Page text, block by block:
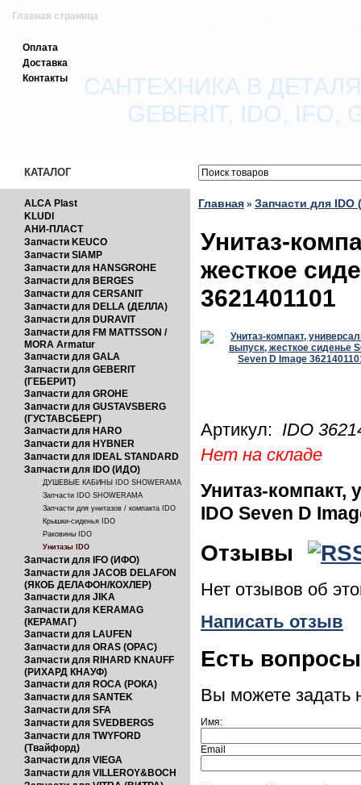
Главная страница
Зарегистрироваться
Вход с паролем
Оплата
Доставка
Контакты
САНТЕХНИКА В
GEBERIT, IDO, IFO,
КАТАЛОГ
ALCA Plast
KLUDI
АНИ-ПЛАСТ
Запчасти KEUCO
Запчасти SIAMP
Запчасти для HANSGROHE
Запчасти для BERGES
Запчасти для CERSANIT
Запчасти для DELLA (ДЕЛЛА)
Запчасти для DURAVIT
Запчасти для FM MATTSSON /
MORA Armatur
Запчасти для GALA
Запчасти для GEBERIT
(ГЕБЕРИТ)
Запчасти для GROHE
Запчасти для GUSTAVSBERG
(ГУСТАВСБЕРГ)
Запчасти для HARO
Запчасти для HYBNER
Запчасти для IDEAL STANDARD
Запчасти для IDO (ИДО)
ДУШЕВЫЕ КАБИНЫ IDO SHOWERAMA
Запчасти IDO SHOWERAMA
Запчасти для унитазов / компакта IDO
Крышки-сиденья IDO
Раковины IDO
Унитазы IDO
Запчасти для IFO (ИФО)
Запчасти для JACOB DELAFON
(ЯКОБ ДЕЛАФОН/КОХЛЕР)
Запчасти для JIKA
Запчасти для KERAMAG
(КЕРАМАГ)
Запчасти для LAUFEN
Запчасти для ORAS (ОРАС)
Запчасти для RIHARD KNAUFF
(РИХАРД КНАУФ)
Запчасти для ROCA (РОКА)
Запчасти для SANTEK
Запчасти для SFA
Запчасти для SVEDBERGS
Запчасти для TWYFORD
(Твайфорд)
Запчасти для VIEGA
Запчасти для VILLEROY&BOCH
Главная » Запчасти для
Унитаз-
жесткое
3621401101
Артикул: IDO
Нет на складе
Унитаз-компакт,
IDO Seven D
Отзывы
Нет отзывов об
Написать отзыв
Есть
Вы можете
Имя:
Email